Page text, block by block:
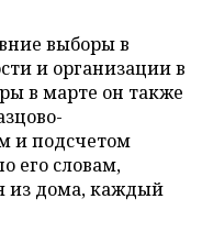
выборы в
и организации в
в марте он также
и подсчетом
его словам,
из дома, каждый